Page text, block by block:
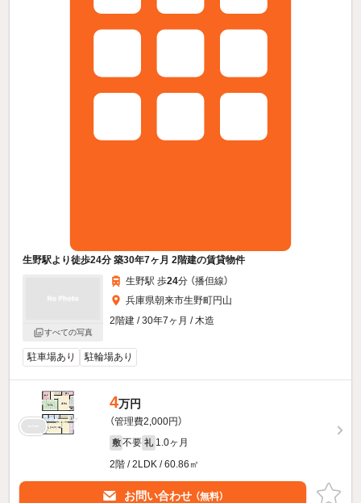
生野駅より徒歩24分 築30年7ヶ月 2階建の賃貸物件
すべての写真
生野駅 歩24分 （播但線）
兵庫県朝来市生野町円山
2階建 / 30年7ヶ月 / 木造
駐車場あり 駐輪場あり
4万円
（管理費2,000円）
敷 不要 礼 1.0ヶ月
2階 / 2LDK / 60.86㎡
お問い合わせ （無料）